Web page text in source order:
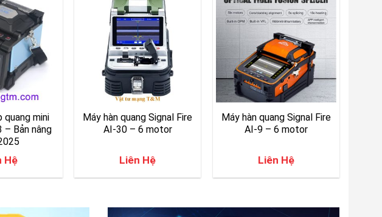
quang mini
– Bản nâng
Hệ
Máy hàn quang Signal Fire
AI-30 – 6 motor
Liên Hệ
Máy hàn quang Signal Fire
AI-9 – 6 motor
Liên Hệ